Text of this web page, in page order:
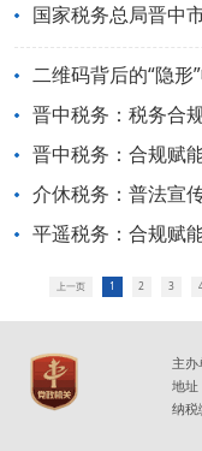
晋中税务：税务合
晋中税务：合规赋
介休税务：普法宣
平遥税务：合规赋
上一页 1 2 3
主
地址
纳